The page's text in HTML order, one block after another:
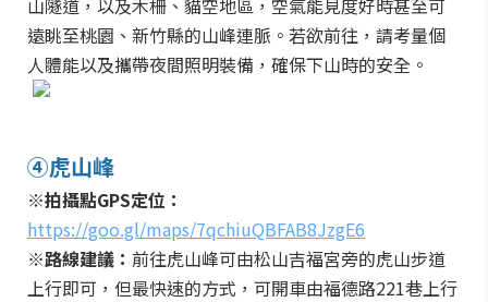
山隧道，以及木柵、貓空地區，空氣能見度好時甚至可
遠眺至桃園、新竹縣的山峰連脈。若欲前往，請考量個
人體能以及攜帶夜間照明裝備，確保下山時的安全。
④虎山峰
※拍攝點GPS定位：
https://goo.gl/maps/7qchiuQBFAB8JzgE6
※路線建議： 前往虎山峰可由松山吉福宮旁的虎山步道
上行即可，但最快速的方式，可開車由福德路221巷上行